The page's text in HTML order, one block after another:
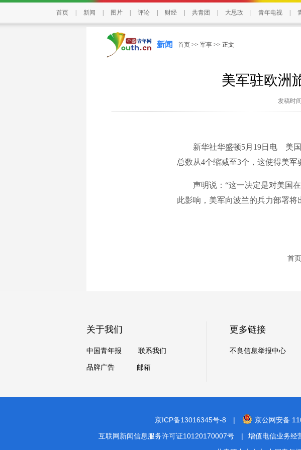
首页 新闻 图片 评论 财经 共青团 大思政 青年电视
新闻 首页 >> 军事 >> 正文
美军驻欧洲
发稿时
新华社华盛顿5月19日电 美国
总数从4个缩减至3个，这使得美军
声明说：“这一决定是对美国在
此影响，美军向波兰的兵力部署将
首
关于我们
中国青年报 联系我们
品牌广告 邮箱
更多链接
不良信息举报中心
京ICP备13016345号-8 | 京公网安备
互联网新闻信息服务许可证10120170007号
| 增值电信业务经